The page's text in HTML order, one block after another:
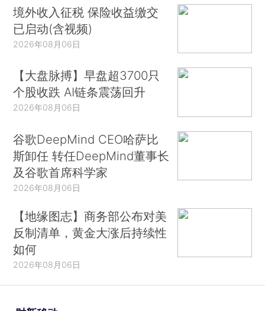
境外收入征税 保险收益缴交
已启动(含视频)
2026年08月06日
【大盘脉搏】早盘超3700只
个股收跌 AI链条震荡回升
2026年08月06日
谷歌DeepMind CEO哈萨比
斯卸任 转任DeepMind董事长
及谷歌首席科学家
2026年08月06日
【地缘图志】商务部公布对美
反制清单，黄金大涨后持续性
如何
2026年08月06日